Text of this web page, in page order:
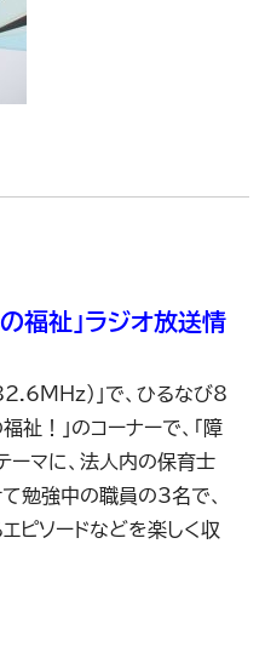
福祉」ラジオ放送情
」で、ひるなび8
祉！」のコーナーで、「障
ーマに、法人内の保育士
勉強中の職員の3名で、
ピソードなどを楽しく収